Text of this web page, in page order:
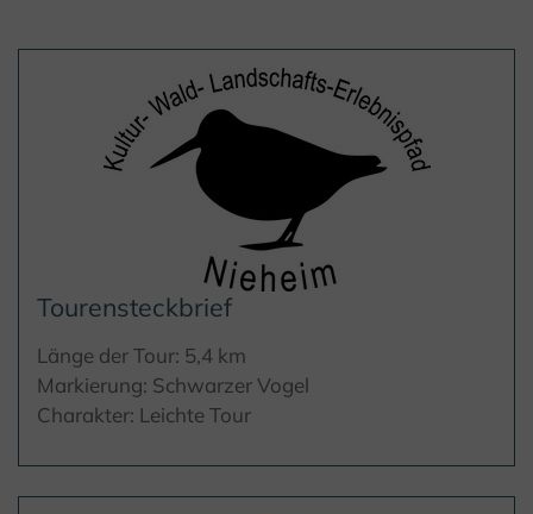
Tourensteckbrief
Länge der Tour: 5,4 km
Markierung: Schwarzer Vogel
Charakter: Leichte Tour